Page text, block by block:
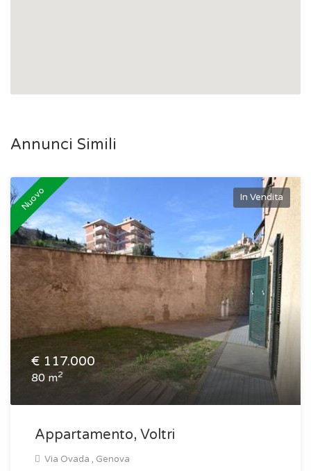
Annunci Simili
Nuovo In Vendita
€ 117.000
80 m2
Appartamento, Voltri
Via Ovada , Genova